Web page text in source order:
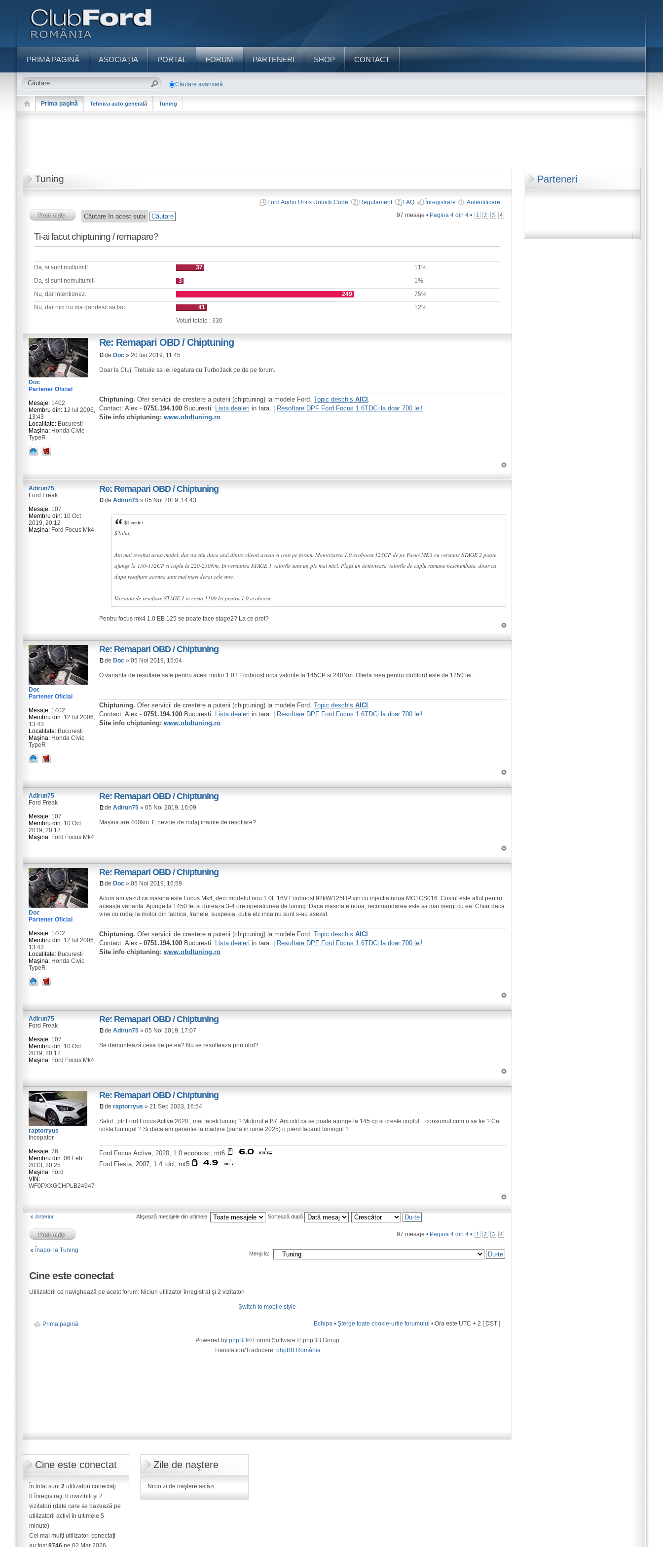
PRIMA PAGINĂ ASOCIAŢIA PORTAL FORUM PARTENERI SHOP CONTACT
Căutare avansată
Prima pagină Tehnica auto generală Tuning
Parteneri
Tuning
Ford Audio Units Unlock Code Regulament FAQ Înregistrare
Autentificare
97 mesaje • Pagina4 din4 • 1 2 3 4
Ti-ai facut chiptuning / remapare?
Da, si sunt multumit! 37
11%
Da, si sunt nemultumit!
3
1%
Nu, dar intentionez.
249
75%
Nu, dar nici nu ma gandesc sa fac.
41
12%
Voturi totale : 330
Re: Remapari OBD / Chiptuning
deDoc » 20 Iun 2019, 11:45
Doar la Cluj. Trebuie sa iei legatura cu TurboJack pe de pe forum.
Chiptuning. Ofer servicii de crestere a puterii (chiptuning) la modele Ford.Topic deschisAICI .
Contact: Alex -0751.194.100 Bucuresti. Lista dealeri in tara. |
Resoftare DPF Ford Focus 1.6TDCi la doar 700 lei!
Site info chiptuning:www.obdtuning.ro
Doc
Partener Oficial
Mesaje:1402
Membru din:12 Iul 2006,
13:43
Localitate:Bucuresti
Maşina:Honda Civic
TypeR
Re: Remapari OBD / Chiptuning
deAdirun75 » 05 Noi 2019, 14:43
$1 scrie:
$2alut,
Am mai resoftat acest model, dar nu stiu daca unii dintre clienti aveau si cont pe forum. Motorizarea 1.0 ecoboost 125CP de pe Focus MK3 cu versiune STAGE 2 poate
ajunge la 150-152CP si cuplu la 220-230Nm. In versiunea STAGE 1 valorile sunt un pic mai mici. Plaja un actioneaza valorile de cuplu ramane neschimbata, doar ca
dupa resoftare acestea sunt mai mari decat cele stoc.
Varianta de resoftare STAGE 1 te costa 1100 lei pentru 1.0 ecoboost.
Pentru focus mk4 1.0 EB 125 se poate face stage2? La ce pret?
Adirun75
Ford Freak
Mesaje:107
Membru din:10 Oct
2019, 20:12
Maşina:Ford Focus Mk4
Re: Remapari OBD / Chiptuning
de Doc » 05 Noi 2019, 15:04
O varianta de resoftare safe pentru acest motor 1.0T Ecoboost urca valorile la 145CP si 240Nm. Oferta mea pentru clubford este de 1250 lei.
Chiptuning. Ofer servicii de crestere a puterii (chiptuning) la modele Ford.Topic deschisAICI
Contact: Alex -0751.194.100 Bucuresti. Lista dealeri in tara. | Resoftare DPF Ford Focus 1.6TDCi la doar 700 lei!
Site info chiptuning:www.obdtuning.ro
Doc
Partener Oficial
Mesaje:1402
Membru din:12 Iul 2006,
13:43
Localitate:Bucuresti
Maşina:Honda Civic
TypeR
Re: Remapari OBD / Chiptuning
deAdirun75 » 05 Noi 2019, 16:09
Mașina are 400km. E nevoie de rodaj inainte de resoftare?
Adirun75
Ford Freak
Mesaje:107
Membru din:10 Oct
2019, 20:12
Maşina:Ford Focus Mk4
Re: Remapari OBD / Chiptuning
de Doc » 05 Noi 2019, 16:59
Acum am vazut ca masina este Focus Mk4, deci modelul nou 1.0L 16V Ecoboost 92kW/125HP vin cu injectia noua MG1CS016. Costul este altul pentru
aceasta varianta. Ajunge la 1450 lei si dureaza 3-4 ore operatiunea de tuning. Daca masina e noua, recomandarea este sa mai mergi cu ea. Chiar daca
vine cu rodaj la motor din fabrica, franele, suspesia, cutia etc inca nu sunt s-au asezat.
Chiptuning. Ofer servicii de crestere a puterii (chiptuning) la modele Ford.Topic deschisAICI
Contact: Alex -0751.194.100 Bucuresti. Lista dealeri in tara. | Resoftare DPF Ford Focus 1.6TDCi la doar 700 lei!
Site info chiptuning:www.obdtuning.ro
Doc
Partener Oficial
Mesaje:1402
Membru din:12 Iul 2006,
13:43
Localitate:Bucuresti
Maşina:Honda Civic
TypeR
Re: Remapari OBD / Chiptuning
deAdirun75 » 05 Noi 2019, 17:07
Se demontează ceva de pe ea? Nu se resofteaza prin obd?
Adirun75
Ford Freak
Mesaje:107
Membru din:10 Oct
2019, 20:12
Maşina:Ford Focus Mk4
Re: Remapari OBD / Chiptuning
deraptorryus » 21 Sep 2023, 16:54
Salut , ptr Ford Focus Active 2020 , mai faceti tuning ? Motorul e B7. Am citit ca se poate ajunge la 145 cp si creste cuplul ...consumul cum o sa fie ? Cat
costa tuningul ? Si daca am garantie la madina (pana in iunie 2025) o pierd facand tuningul ?
Ford Focus Active, 2020, 1.0 ecoboost, mt6
Ford Fiesta, 2007, 1.4 tdci, mt5
raptorryus
Incepator
Mesaje:76
Membru din:06 Feb
2013, 20:25
Maşina:Ford
VIN:
WF0PXXGCHPLB24947
Anterior Afişează mesajele din ultimele: Sortează după
97 mesaje • Pagina4 din4 • 1 2 3 4
Înapoi la Tuning
Mergi la:
Cine este conectat
Utilizatorii ce navighează pe acest forum: Niciun utilizator înregistrat şi 2 vizitatori
Switch to mobile style
Prima pagină Echipa •Şterge toate cookie-urile forumului • Ora este UTC + 2 [ DST ]
Powered by phpBB® Forum Software © phpBB Group
Translation/Traducere: phpBB România
Cine este conectat
În total sunt2utilizatori conectaţi ::
0 înregistraţi, 0 invizibili şi 2
vizitatori (date care se bazează pe
utilizatorii activi în ultimele 5
minute)
Cei mai mulţi utilizatori conectaţi
au fost 9746pe 02 Mar 2026,
Zile de naştere
Nicio zi de naştere astăzi